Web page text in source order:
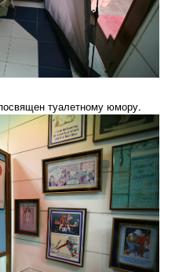
туалетному юмору.